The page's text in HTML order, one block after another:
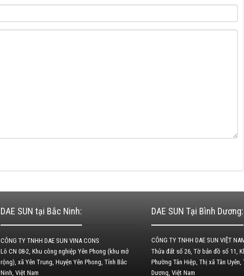
DAE SUN tại Bắc Ninh:
CÔNG TY TNHH DAE SUN VINA CONS
Lô CN 08-2, Khu công nghiệp Yên Phong (khu mở
rộng), xã Yên Trung, Huyện Yên Phong, Tỉnh Bắc
Ninh, Việt Nam
DAE SUN Tại Bình Dương:
CÔNG TY TNHH DAE SUN VIỆT
Thửa đất số 26, Tờ bản đồ số 11,
Phường Tân Hiệp, Thị xã Tân Uyên,
Dương, Việt Nam